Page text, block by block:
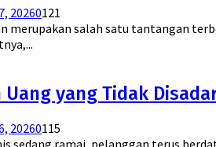
20260121
merupakan salah satu tantangan
Uang yang Tidak
20260115